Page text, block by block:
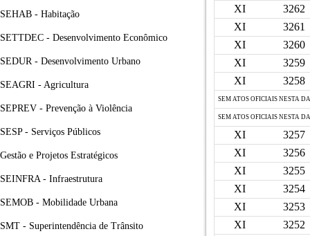
SEHAB - Habitação
SETTDEC - Desenvolvimento Econômico
SEDUR - Desenvolvimento Urbano
SEAGRI - Agricultura
SEPREV - Prevenção à Violência
SESP - Serviços Públicos
Gestão e Projetos Estratégicos
SEINFRA - Infraestrutura
SEMOB - Mobilidade Urbana
SMT - Superintendência de Trânsito
XI
3262
XI
3261
XI
3260
XI
3259
XI
3258
SEM ATOS OFICIAIS NESTA
SEM ATOS OFICIAIS NESTA
XI
3257
XI
3256
XI
3255
XI
3254
XI
3253
XI
3252